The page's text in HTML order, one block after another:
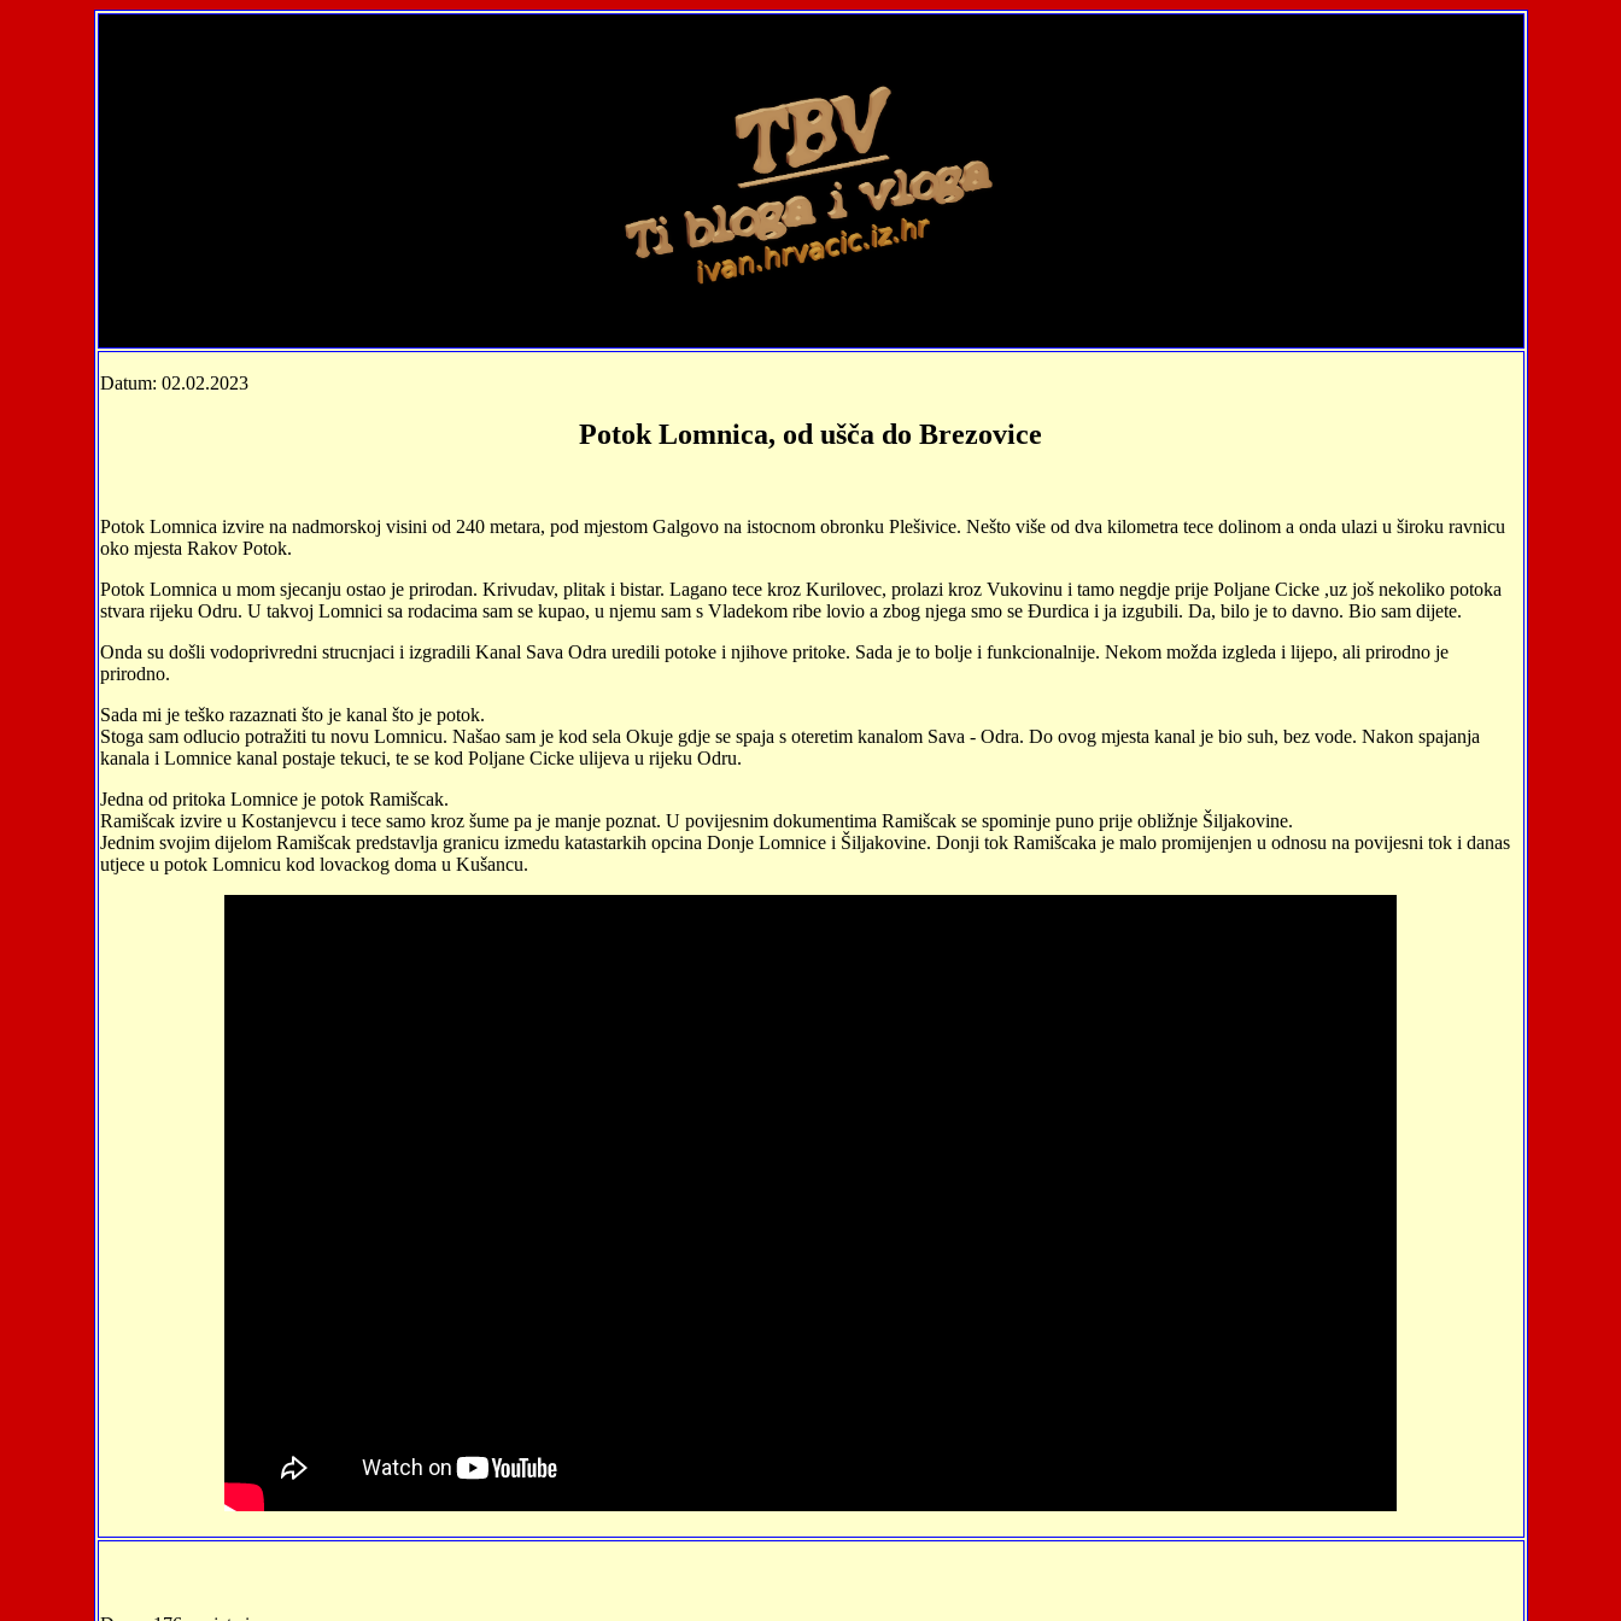
Datum: 02.02.2023
Potok Lomnica, od ušča do Brezovice
Potok Lomnica izvire na nadmorskoj visini od 240 metara, pod mjestom Galgovo na istocnom obronku Plešivice. Nešto više od dva kilometra tece dolinom a onda ulazi u široku ravnicu
oko mjesta Rakov Potok.
Potok Lomnica u mom sjecanju ostao je prirodan. Krivudav, plitak i bistar. Lagano tece kroz Kurilovec, prolazi kroz Vukovinu i tamo negdje prije Poljane Cicke ,uz još nekoliko potoka
stvara rijeku Odru. U takvoj Lomnici sa rodacima sam se kupao, u njemu sam s Vladekom ribe lovio a zbog njega smo se Đurdica i ja izgubili. Da, bilo je to davno. Bio sam dijete.
Onda su došli vodoprivredni strucnjaci i izgradili Kanal Sava Odra uredili potoke i njihove pritoke. Sada je to bolje i funkcionalnije. Nekom možda izgleda i lijepo, ali prirodno je
prirodno.
Sada mi je teško razaznati što je kanal što je potok.
Stoga sam odlucio potražiti tu novu Lomnicu. Našao sam je kod sela Okuje gdje se spaja s oteretim kanalom Sava - Odra. Do ovog mjesta kanal je bio suh, bez vode. Nakon spajanja
kanala i Lomnice kanal postaje tekuci, te se kod Poljane Cicke ulijeva u rijeku Odru.
Jedna od pritoka Lomnice je potok Ramišcak.
Ramišcak izvire u Kostanjevcu i tece samo kroz šume pa je manje poznat. U povijesnim dokumentima Ramišcak se spominje puno prije obližnje Šiljakovine.
Jednim svojim dijelom Ramišcak predstavlja granicu izmedu katastarkih opcina Donje Lomnice i Šiljakovine. Donji tok Ramišcaka je malo promijenjen u odnosu na povijesni tok i danas
utjece u potok Lomnicu kod lovackog doma u Kušancu.